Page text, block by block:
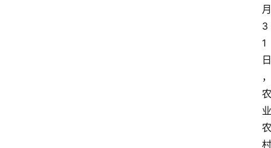
月
3
1
日
，
农
业
农
村